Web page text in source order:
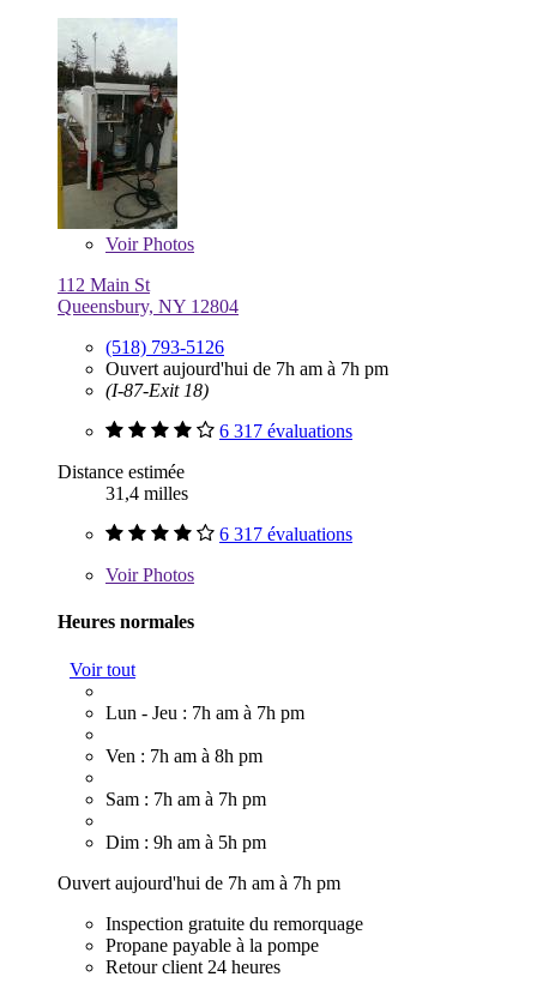
VoirPhotos
112 Main St
Queensbury, NY 12804
(518) 793-5126
Ouvert aujourd'hui de 7h am à 7h pm
(I-87-Exit 18)
6 317 évaluations
Distance estimée
31,4 milles
6 317 évaluations
VoirPhotos
Heures normales
Voir tout
Lun - Jeu : 7h am à 7h pm
Ven : 7h am à 8h pm
Sam : 7h am à 7h pm
Dim : 9h am à 5h pm
Ouvert aujourd'hui de 7h am à 7h pm
Inspection gratuite du remorquage
Propane payable à la pompe
Retour client 24 heures